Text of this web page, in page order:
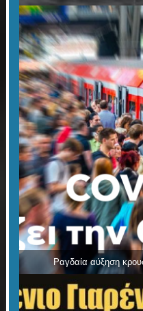
Ραγδαία αύξηση